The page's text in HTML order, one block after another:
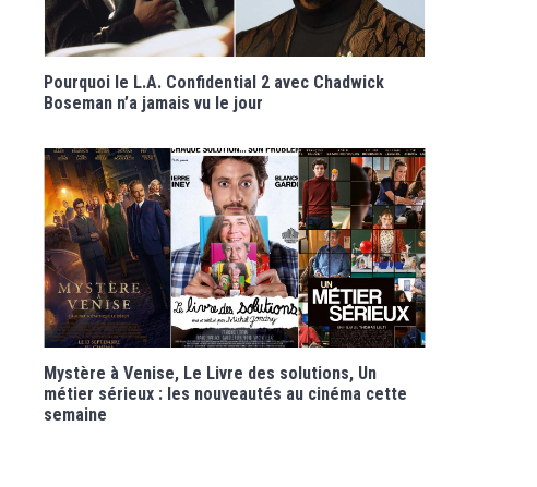
Pourquoi le L.A. Confidential 2 avec Chadwick
Boseman n’a jamais vu le jour
Mystère à Venise, Le Livre des solutions, Un
métier sérieux : les nouveautés au cinéma cette
semaine